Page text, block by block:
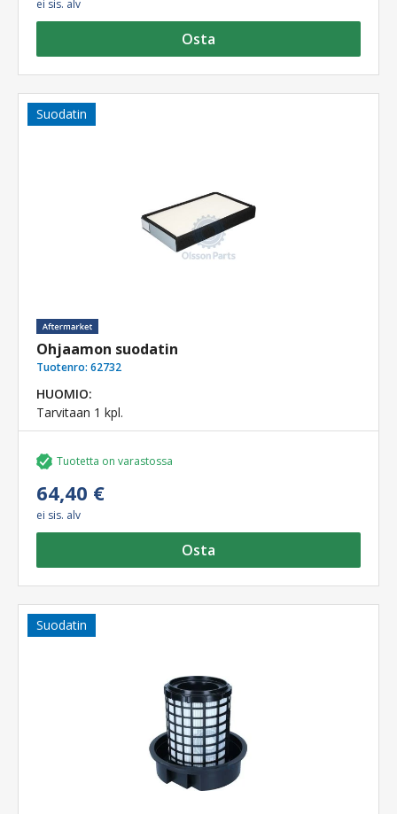
ei sis. alv
Osta
Suodatin
Ohjaamon suodatin
Tuotenro: 62732
HUOMIO:
Tarvitaan 1 kpl.
Tuotetta on varastossa
64,40 €
ei sis. alv
Osta
Suodatin